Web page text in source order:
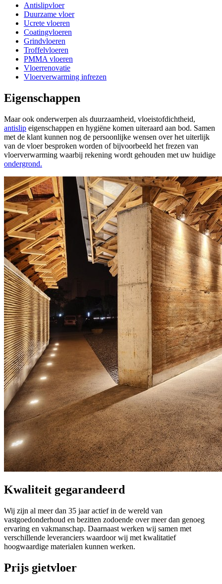
Antislipvloer
Duurzame vloer
Ucrete vloeren
Coatingvloeren
Grindvloeren
Troffelvloeren
PMMA vloeren
Vloerrenovatie
Vloerverwarming infrezen
Eigenschappen
Maar ook onderwerpen als duurzaamheid, vloeistofdichtheid,
antislip eigenschappen en hygiëne komen uiteraard aan bod. Samen
met de klant kunnen nog de persoonlijke wensen over het uiterlijk
van de vloer besproken worden of bijvoorbeeld het frezen van
vloerverwarming waarbij rekening wordt gehouden met uw huidige
ondergrond.
Kwaliteit gegarandeerd
Wij zijn al meer dan 35 jaar actief in de wereld van
vastgoedonderhoud en bezitten zodoende over meer dan genoeg
ervaring en vakmanschap. Daarnaast werken wij samen met
verschillende leveranciers waardoor wij met kwalitatief
hoogwaardige materialen kunnen werken.
Prijs gietvloer